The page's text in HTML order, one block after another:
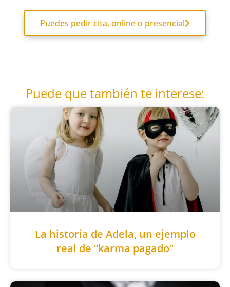
Puedes pedir cita, online o presencial
Puede que también te interese:
La historia de Adela, un ejemplo
real de “karma pagado”